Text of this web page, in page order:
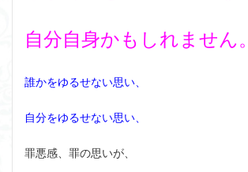
自分自身かも しれません。
誰かをゆるせない思い、
自分をゆるせない思い、
罪悪感、罪の思いが、